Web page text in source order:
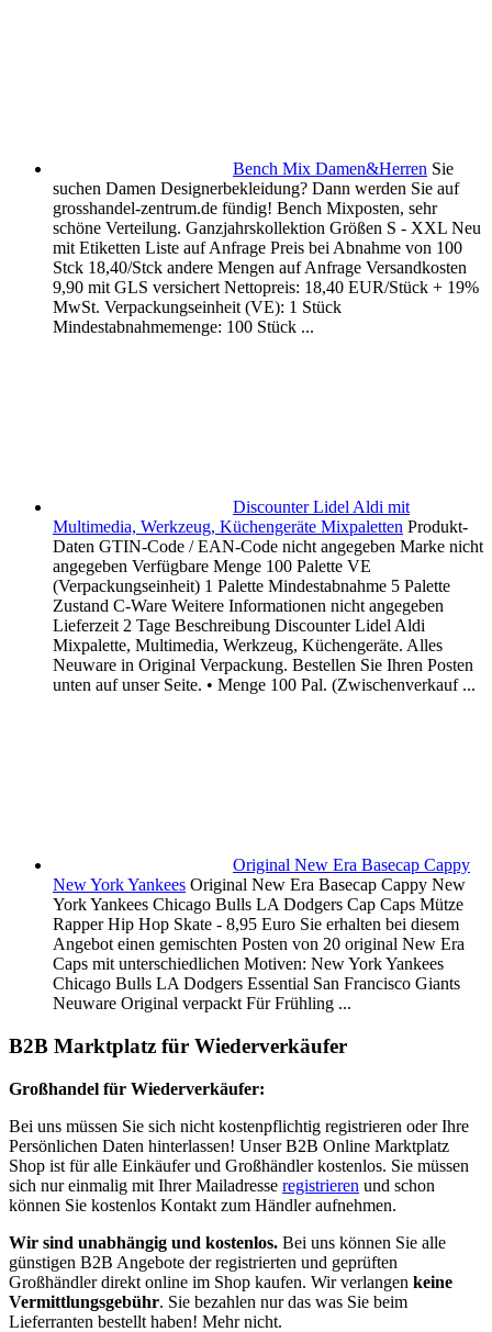
Bench Mix Damen&Herren Sie
suchen Damen Designerbekleidung? Dann werden Sie auf
grosshandel-zentrum.de fündig! Bench Mixposten, sehr
schöne Verteilung. Ganzjahrskollektion Größen S - XXL Neu
mit Etiketten Liste auf Anfrage Preis bei Abnahme von 100
Stck 18,40/Stck andere Mengen auf Anfrage Versandkosten
9,90 mit GLS versichert Nettopreis: 18,40 EUR/Stück + 19%
MwSt. Verpackungseinheit (VE): 1 Stück
Mindestabnahmemenge: 100 Stück ...
Discounter Lidel Aldi mit
Multimedia, Werkzeug, Küchengeräte Mixpaletten Produkt-
Daten GTIN-Code / EAN-Code nicht angegeben Marke nicht
angegeben Verfügbare Menge 100 Palette VE
(Verpackungseinheit) 1 Palette Mindestabnahme 5 Palette
Zustand C-Ware Weitere Informationen nicht angegeben
Lieferzeit 2 Tage Beschreibung Discounter Lidel Aldi
Mixpalette, Multimedia, Werkzeug, Küchengeräte. Alles
Neuware in Original Verpackung. Bestellen Sie Ihren Posten
unten auf unser Seite. • Menge 100 Pal. (Zwischenverkauf ...
Original New Era Basecap Cappy
New York Yankees Original New Era Basecap Cappy New
York Yankees Chicago Bulls LA Dodgers Cap Caps Mütze
Rapper Hip Hop Skate - 8,95 Euro Sie erhalten bei diesem
Angebot einen gemischten Posten von 20 original New Era
Caps mit unterschiedlichen Motiven: New York Yankees
Chicago Bulls LA Dodgers Essential San Francisco Giants
Neuware Original verpackt Für Frühling ...
B2B Marktplatz für Wiederverkäufer
Großhandel für Wiederverkäufer:
Bei uns müssen Sie sich nicht kostenpflichtig registrieren oder Ihre
Persönlichen Daten hinterlassen! Unser B2B Online Marktplatz
Shop ist für alle Einkäufer und Großhändler kostenlos. Sie müssen
sich nur einmalig mit Ihrer Mailadresse registrieren und schon
können Sie kostenlos Kontakt zum Händler aufnehmen.
Wir sind unabhängig und kostenlos. Bei uns können Sie alle
günstigen B2B Angebote der registrierten und geprüften
Großhändler direkt online im Shop kaufen. Wir verlangen keine
Vermittlungsgebühr. Sie bezahlen nur das was Sie beim
Lieferranten bestellt haben! Mehr nicht.